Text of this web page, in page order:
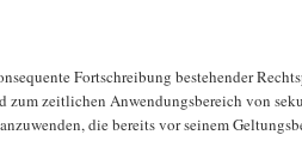
Fortschreibung bestehender
zum zeitlichen Anwendungsbereich von
die bereits vor seinem